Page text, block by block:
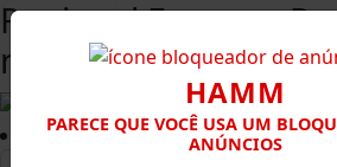
Regional Express -
notícias - Maringá -
HAMM
PARECE QUE VOCÊ USA UM
ANÚNCIOS